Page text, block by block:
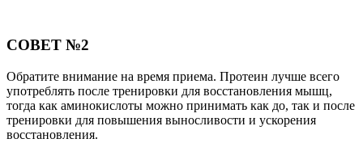
СОВЕТ №2
Обратите внимание на время приема. Протеин лучше всего
употреблять после тренировки для восстановления мышц,
тогда как аминокислоты можно принимать как до, так и после
тренировки для повышения выносливости и ускорения
восстановления.